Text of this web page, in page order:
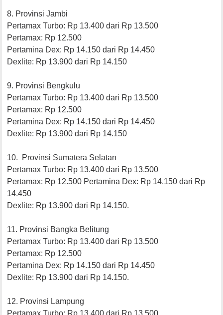
8. Provinsi Jambi
Pertamax Turbo: Rp 13.400 dari Rp 13.500
Pertamax: Rp 12.500
Pertamina Dex: Rp 14.150 dari Rp 14.450
Dexlite: Rp 13.900 dari Rp 14.150
9. Provinsi Bengkulu
Pertamax Turbo: Rp 13.400 dari Rp 13.500
Pertamax: Rp 12.500
Pertamina Dex: Rp 14.150 dari Rp 14.450
Dexlite: Rp 13.900 dari Rp 14.150
10. Provinsi Sumatera Selatan
Pertamax Turbo: Rp 13.400 dari Rp 13.500
Pertamax: Rp 12.500 Pertamina Dex: Rp 14.150 dari Rp
14.450
Dexlite: Rp 13.900 dari Rp 14.150.
11. Provinsi Bangka Belitung
Pertamax Turbo: Rp 13.400 dari Rp 13.500
Pertamax: Rp 12.500
Pertamina Dex: Rp 14.150 dari Rp 14.450
Dexlite: Rp 13.900 dari Rp 14.150.
12. Provinsi Lampung
Pertamax Turbo: Rp 13.400 dari Rp 13.500